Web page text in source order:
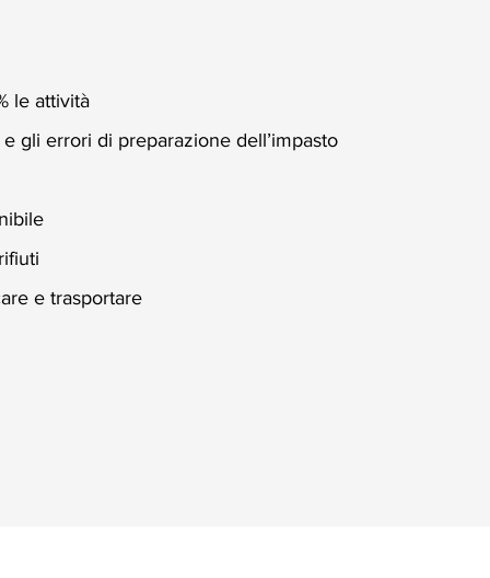
le attività
gli errori di preparazione dell’impasto
e trasportare